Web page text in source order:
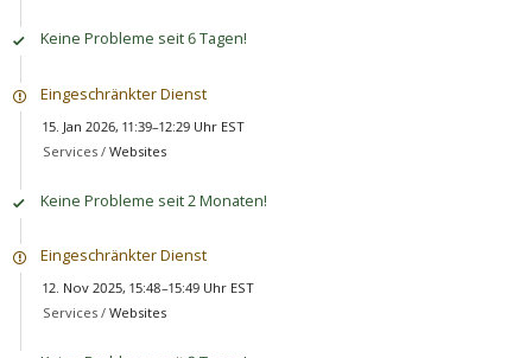
Keine Probleme seit 6 Tagen!
Eingeschränkter Dienst
15. Jan 2026, 11:39–12:29 Uhr EST
Services / Websites
Keine Probleme seit 2 Monaten!
Eingeschränkter Dienst
12. Nov 2025, 15:48–15:49 Uhr EST
Services / Websites